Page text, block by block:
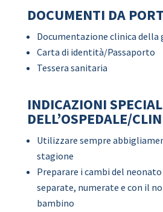
DOCUMENTI DA
Documentazione clinica della
Carta di identità/Passaporto
Tessera sanitaria
INDICAZIONI
DELL’OSPEDALE/
Utilizzare sempre
stagione
Preparare i cambi del
separate, numerate e con il
bambino